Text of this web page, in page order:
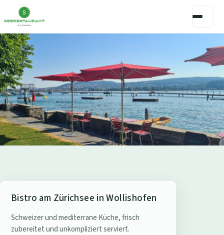
S
e
e
Bistro am Zürichsee in Wollishofen
Schweizer und mediterrane Küche, frisch
zubereitet und unkompliziert serviert.